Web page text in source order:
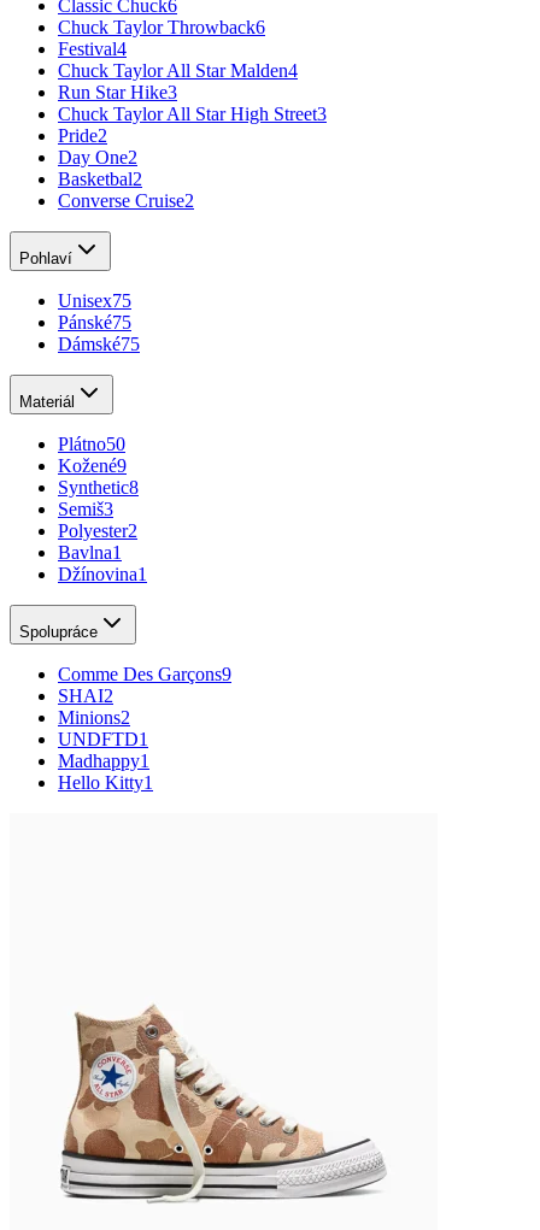
Classic Chuck6
Chuck Taylor Throwback6
Festival4
Chuck Taylor All Star Malden4
Run Star Hike3
Chuck Taylor All Star High Street3
Pride2
Day One2
Basketbal2
Converse Cruise2
Pohlaví
Unisex75
Pánské75
Dámské75
Materiál
Plátno50
Kožené9
Synthetic8
Semiš3
Polyester2
Bavlna1
Džínovina1
Spolupráce
Comme Des Garçons9
SHAI2
Minions2
UNDFTD1
Madhappy1
Hello Kitty1